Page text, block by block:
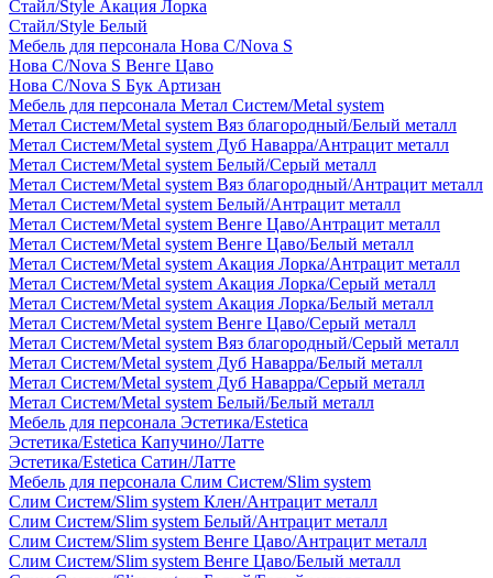
Стайл/Style Акация Лорка
Стайл/Style Белый
Мебель для персонала Нова С/Nova S
Нова С/Nova S Венге Цаво
Нова С/Nova S Бук Артизан
Мебель для персонала Метал Систем/Metal system
Метал Систем/Metal system Вяз благородный/Белый металл
Метал Систем/Metal system Дуб Наварра/Антрацит металл
Метал Систем/Metal system Белый/Серый металл
Метал Систем/Metal system Вяз благородный/Антрацит металл
Метал Систем/Metal system Белый/Антрацит металл
Метал Систем/Metal system Венге Цаво/Антрацит металл
Метал Систем/Metal system Венге Цаво/Белый металл
Метал Систем/Metal system Акация Лорка/Антрацит металл
Метал Систем/Metal system Акация Лорка/Серый металл
Метал Систем/Metal system Акация Лорка/Белый металл
Метал Систем/Metal system Венге Цаво/Серый металл
Метал Систем/Metal system Вяз благородный/Серый металл
Метал Систем/Metal system Дуб Наварра/Белый металл
Метал Систем/Metal system Дуб Наварра/Серый металл
Метал Систем/Metal system Белый/Белый металл
Мебель для персонала Эстетика/Estetica
Эстетика/Estetica Капучино/Латте
Эстетика/Estetica Сатин/Латте
Мебель для персонала Слим Систем/Slim system
Слим Систем/Slim system Клен/Антрацит металл
Слим Систем/Slim system Белый/Антрацит металл
Слим Систем/Slim system Венге Цаво/Антрацит металл
Слим Систем/Slim system Венге Цаво/Белый металл